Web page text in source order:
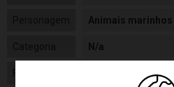
Animais marinhos
N/a
Fabricante